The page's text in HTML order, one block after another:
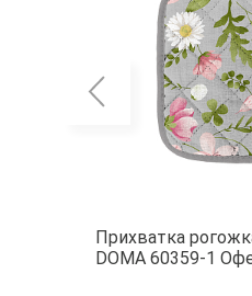
Прихватка
DOMA 60359-1